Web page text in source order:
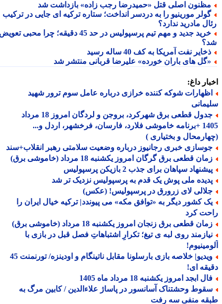
اصلی قتل «حمیدرضا رجب زاده» بازداشت شد
مورینیو را به دردسر انداخت؛ ستاره ترکیه ای جایی در ترکیب
مادرید ندارد؟
خرید جدید و مهم تیم پرسپولیس در حد 45 دقیقه؛ چرا محبی تعویض
نفت آمریکا به کف 40 ساله رسید
های باران خورده» علیرضا قربانی منتشر شد
داغ:
شوکه کننده خرازی درباره عامل سوم ترور شهید
جدول قطعی برق شهرکرد، بروجن و لردگان امروز 18 مرداد
1405 +برنامه خاموشی فلارد، فارسان، فرخشهر، اردل و...
و بختیاری )
خبری رجانیوز درباره وضعیت سلامتی رهبر انقلاب+سند
قطعی برق گرگان امروز یکشنبه 18 مرداد (خاموشی برق)
سپاهان برای جذب 2 بازیکن پرسپولیس
ملی پوش یک قدم به پرسپولیس نزدیک تر شد
لای زرورق در پرسپولیس! (عکس)
کشور دیگر به «توافق مکه» می پیوندد| ترکیه خیال ایران را
کرد
قطعی برق زنجان امروز یکشنبه 18 مرداد (خاموشی برق)
روی لبه ی تیغ؛ تکرارِ اشتباهاتِ فصل قبل در بازی با
ویدیو| خلاصه بازی بارسلونا مقابل ناتینگام و اودینزه/ تورنمنت 45
ای!
ابجد امروز یکشنبه 18 مرداد ماه 1405
وحشتناک آسانسور در پاساژ علاءالدین / کابین مرگ به
منفی سه رفت